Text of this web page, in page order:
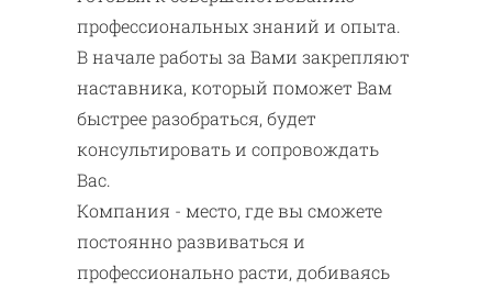
профессиональных знаний и опыта.
В начале работы за Вами закрепляют
наставника, который поможет Вам
быстрее разобраться, будет
консультировать и сопровождать
Вас.
Компания - место, где вы сможете
постоянно развиваться и
профессионально расти, добиваясь